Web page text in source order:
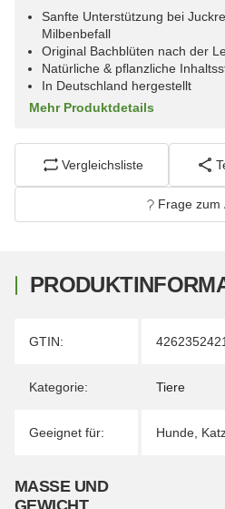
Sanfte Unterstützung bei
Milbenbefall
Original Bachblüten nach der
Natürliche & pflanzliche
In Deutschland hergestellt
Mehr Produktdetails
Vergleichsliste
Frage zum
Produkteigenschaft
Wert
GTIN:
Kategorie: Tiere
Geeignet für: Hunde,
MASSE UND G